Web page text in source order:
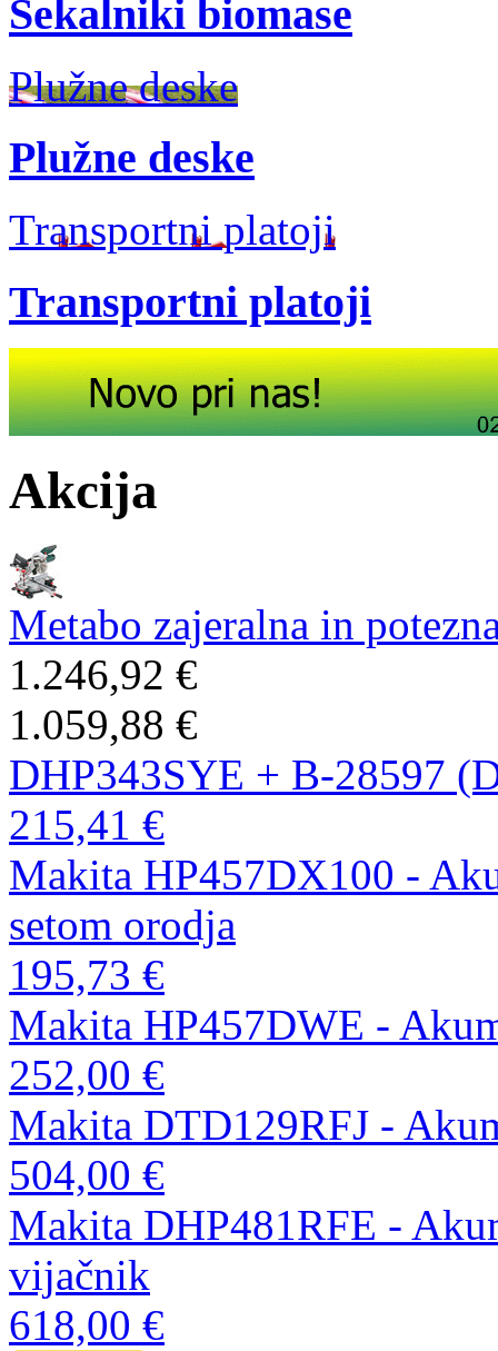
Sekalniki biomase
Plužne deske
Plužne deske
Transportni platoji
Transportni platoji
Akcija
Metabo zajeralna in
1.246,92 €
1.059,88 €
DHP343SYE + B-28597
215,41 €
Makita HP457DX100 -
setom orodja
195,73 €
Makita HP457DWE -
252,00 €
Makita DTD129RFJ -
504,00 €
Makita DHP481RFE -
vijačnik
618,00 €